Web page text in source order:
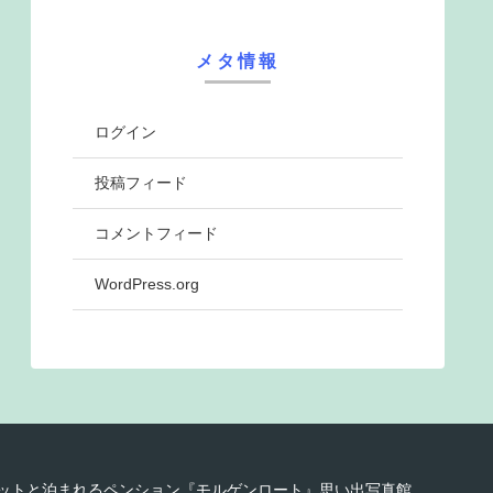
メタ情報
ログイン
投稿フィード
コメントフィード
WordPress.org
トと泊まれるペンション『モルゲンロート』思い出写真館.